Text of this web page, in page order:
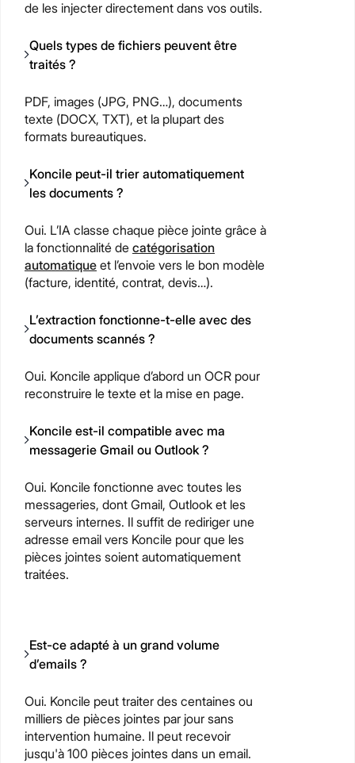
de les injecter directement dans vos outils.
Quels types de fichiers peuvent être
traités ?
PDF, images (JPG, PNG…), documents
texte (DOCX, TXT), et la plupart des
formats bureautiques.
Koncile peut-il trier automatiquement
les documents ?
Oui. L’IA classe chaque pièce jointe grâce à
la fonctionnalité de catégorisation
automatique et l’envoie vers le bon modèle
(facture, identité, contrat, devis…).
L’extraction fonctionne-t-elle avec des
documents scannés ?
Oui. Koncile applique d’abord un OCR pour
reconstruire le texte et la mise en page.
Koncile est-il compatible avec ma
messagerie Gmail ou Outlook ?
Oui. Koncile fonctionne avec toutes les
messageries, dont Gmail, Outlook et les
serveurs internes. Il suffit de rediriger une
adresse email vers Koncile pour que les
pièces jointes soient automatiquement
traitées.
Est-ce adapté à un grand volume
d’emails ?
Oui. Koncile peut traiter des centaines ou
milliers de pièces jointes par jour sans
intervention humaine. Il peut recevoir
jusqu'à 100 pièces jointes dans un email.